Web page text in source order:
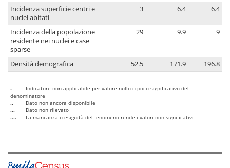
Incidenza superficie centri e
nuclei abitati
3 6.4 6.4
Incidenza della popolazione
residente nei nuclei e case
sparse
29 9.9 9
Densità demografica 52.5 171.9 196.8
-
Indicatore non applicabile per valore nullo o poco significativo del
denominatore
..
Dato non ancora disponibile
...
Dato non rilevato
....
La mancanza o esiguità del fenomeno rende i valori non significativi